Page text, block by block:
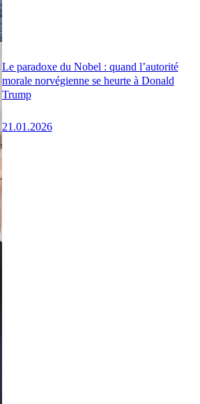
Le paradoxe du Nobel : quand l’autorité
morale norvégienne se heurte à Donald
Trump
21.01.2026